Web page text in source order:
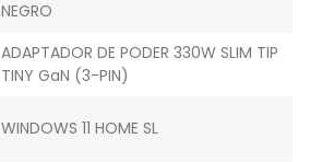
NEGRO
ADAPTADOR DE PODER 330W SLIM TIP
TINY GaN (3-PIN)
WINDOWS 11 HOME SL